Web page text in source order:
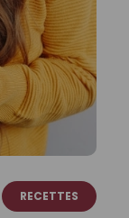
RECETTES